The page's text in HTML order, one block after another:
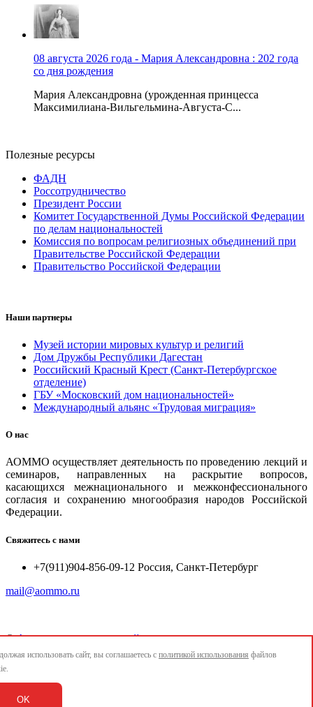
08 августа 2026 года - Мария Александровна : 202 года
со дня рождения
Мария Александровна (урожденная принцесса
Максимилиана-Вильгельмина-Августа-С...
Полезные ресурсы
ФАДН
Россотрудничество
Президент России
Комитет Государственной Думы Российской Федерации
по делам национальностей
Комиссия по вопросам религиозных объединений при
Правительстве Российской Федерации
Правительство Российской Федерации
Наши партнеры
Музей истории мировых культур и религий
Дом Дружбы Республики Дагестан
Российский Красный Крест (Санкт-Петербургское
отделение)
ГБУ «Московский дом национальностей»
Международный альянс «Трудовая миграция»
О нас
АОММО осуществляет деятельность по проведению лекций и
семинаров, направленных на раскрытие вопросов,
касающихся межнационального и межконфессионального
согласия и сохранению многообразия народов Российской
Федерации.
Свяжитесь с нами
+7(911)904-856-09-12 Россия, Санкт-Петербург
mail@aommo.ru
© Ассоциация организаций по реализации национальных
проектов и достижению национальных целей развития
mail@aommo.ru
использовать сайт, вы соглашаетесь с политикой использования файлов
OK